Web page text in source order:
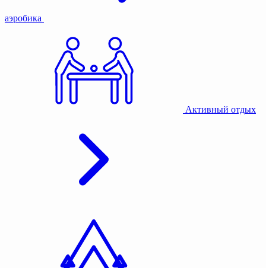
аэробика
Активный отдых